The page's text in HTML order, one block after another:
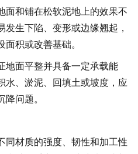
面和铺在松软泥地上的效果不
发生下陷、变形或边缘翘起，
面积或改善基础。
地面平整并具备一定承载能
水、淤泥、回填土或坡度，应
问题。
同材质的强度、韧性和加工性